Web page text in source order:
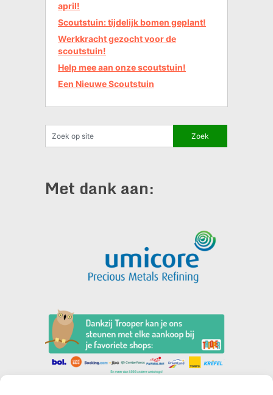
april!
Scoutstuin: tijdelijk bomen geplant!
Werkkracht gezocht voor de
scoutstuin!
Help mee aan onze scoutstuin!
Een Nieuwe Scoutstuin
Met dank aan: